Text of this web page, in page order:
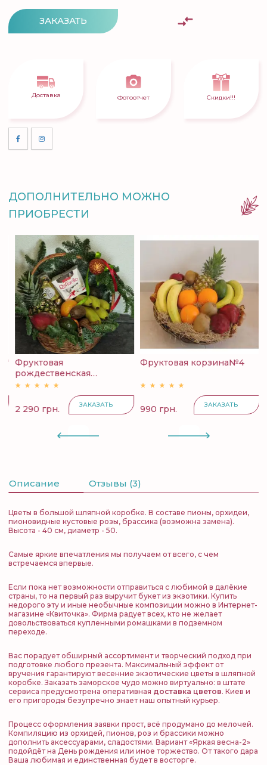
ЗАКАЗАТЬ
Доставка Фотоотчет Скидки!!!
ДОПОЛНИТЕЛЬНО МОЖНО
ПРИОБРЕСТИ
Фруктовая
рождественская
корзина...
2 290 грн. ЗАКАЗАТЬ
Фруктовая корзина№4
990 грн. ЗАКАЗАТЬ
Описание Отзывы (3)
Цветы в большой шляпной коробке. В составе пионы, орхидеи,
пионовидные кустовые розы, брассика (возможна замена).
Высота - 40 см, диаметр - 50.
Самые яркие впечатления мы получаем от всего, с чем
встречаемся впервые.
Если пока нет возможности отправиться с любимой в далёкие
страны, то на первый раз выручит букет из экзотики. Купить
недорого эту и иные необычные композиции можно в Интернет-
магазине «Квиточка». Фирма радует всех, кто не желает
довольствоваться купленными ромашками в подземном
переходе.
Вас порадует обширный ассортимент и творческий подход при
подготовке любого презента. Максимальный эффект от
вручения гарантируют весенние экзотические цветы в шляпной
коробке. Заказать заморское чудо можно виртуально: в штате
сервиса предусмотрена оперативная доставка цветов. Киев и
его пригороды безупречно знает наш опытный курьер.
Процесс оформления заявки прост, всё продумано до мелочей.
Компиляцию из орхидей, пионов, роз и брассики можно
дополнить аксессуарами, сладостями. Вариант «Яркая весна-2»
подойдёт на День рождения или иное торжество. От такого дара
Ваша любимая и единственная будет в восторге.